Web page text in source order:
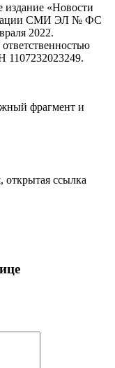
издание «Новости
СМИ ЭЛ № ФС
2022.
фрагмент и
открытая ссылка